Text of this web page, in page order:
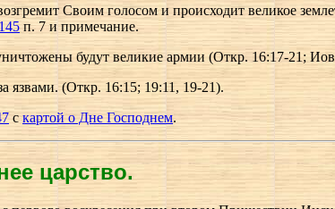
Своим голосом и происходит великое
п. 7 и примечание.
будут великие армии (Откр. 16:17-21;
язвами. (Откр. 16:15; 19:11, 19-21).
с картой о Дне Господнем.
царство.